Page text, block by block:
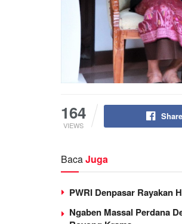
164
VIEWS
BacaJuga
PWRI Denpasar Rayakan
Ngaben Massal Perdana